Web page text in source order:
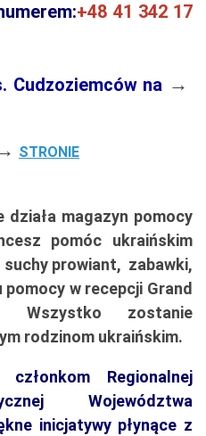
+48 41 342 17
Cudzoziemców na →
STRONIE
działa magazyn pomocy
pomóc ukraińskim
prowiant, zabawki,
w recepcji Grand
Wszystko zostanie
rodzinom ukraińskim.
członkom Regionalnej
Województwa
inicjatywy płynące z